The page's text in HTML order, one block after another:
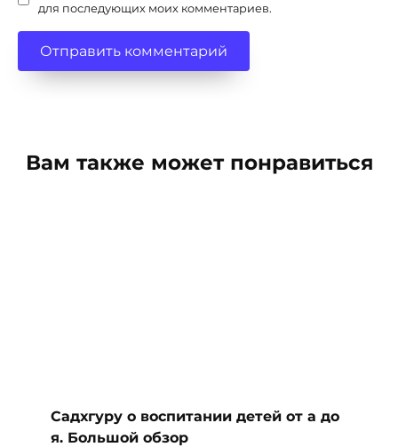
для последующих моих комментариев.
Вам также может понравиться
Садхгуру о воспитании детей от а до
я. Большой обзор